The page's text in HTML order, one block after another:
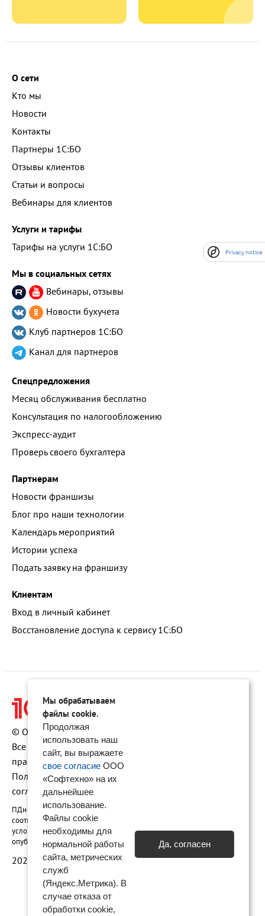
О сети
Кто мы
Новости
Контакты
Партнеры 1С:БО
Отзывы клиентов
Статьи и вопросы
Вебинары для клиентов
Услуги и тарифы
Тарифы на услуги 1С:БО
Мы в социальных сетях
Вебинары, отзывы
Новости бухучета
Клуб партнеров 1С:БО
Канал для партнеров
Спецпредложения
Месяц обслуживания бесплатно
Консультация по налогообложению
Экспресс-аудит
Проверь своего бухгалтера
Партнерам
Новости франшизы
Блог про наши технологии
Календарь мероприятий
Истории успеха
Подать заявку на франшизу
Клиентам
Вход в личный кабинет
Восстановление доступа к сервису 1С:БО
© ООО «Софтехно» Все права защищены.
Все торговые марки являются собственностью их
правообладателей.
Политика конфиденциальности
соглашение • Карта сайта
ПДн опубликованы на сайте при наличии правовых оснований в
соответствии с ч.1 ст.6 и ст. 10.1 152-ФЗ. Субъектами установлены
условия и запреты на обработку неограниченным кругом лиц
опубликованных персональных данных
2026 © ООО «Софтехно»
Мы обрабатываем
файлы cookie.
Продолжая
использовать наш
сайт, вы выражаете
свое согласиеООО
«Софтехно» на их
дальнейшее
использование.
Файлы cookie
необходимы для
нормальной работы
сайта, метрических
служб
(Яндекс.Метрика). В
случае отказа от
обработки cookie,
Да, согласен
Privacy notice